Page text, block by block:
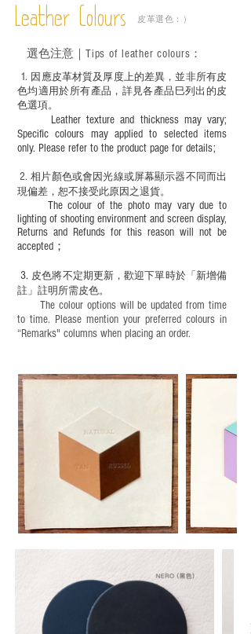
必須由成年人陪同下使用並應小心處理。
Leather Colours 皮革選色：）
1. ​ 因應皮革材質及厚度上的差異，並非所有皮
色均適用於所有產品，詳見各產品巳列出的皮
色選項。
Leather texture and thickness may vary;
Specific colours may applied to selected items
only. Please refer to the product page for details;
​2.相片顏色或會因光線或屏幕顯示器不同而出
現偏差，恕不接受此原因之退貨。
The colour of the photo may vary due to
lighting of shooting environment and screen display,
Returns and Refunds for this reason will not be
accepted；
3. 皮色將不定期更新，歡迎下單時於「新增備
註」註明 所需皮色。
The colour options will be updated from time
to time. Please mention your preferred colours in
“Remarks" columns when placing an order.
選色注意｜ Tips of leather colours ：